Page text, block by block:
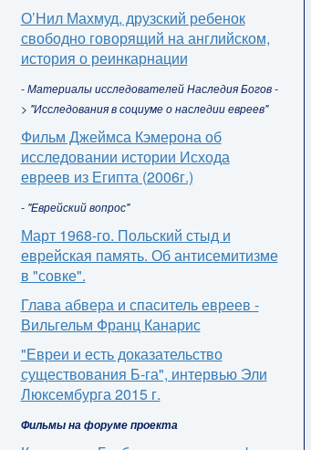
О’Нил Махмуд, друзский ребенок
свободно говорящий на английском,
история о реинкарнации
- Материалы исследователей Наследия Богов -
> "Исследования в социуме о наследии евреев"
Фильм Джеймса Кэмерона об
исследовании истории Исхода
евреев из Египта (2006г.)
- "Еврейский вопрос"
Март 1968-го. Польский стыд и
еврейская память. Об антисемитизме
в "совке".
Глава абвера и спаситель евреев -
Вильгельм Франц Канарис
"Евреи и есть доказательство
существования Б-га", интервью Эли
Люксембурга 2015 г.
Фильмы на форуме проекта